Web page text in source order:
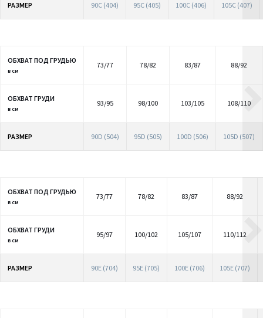
РАЗМЕР 90C (404) 95C (405) 100C (406) 105C (407)
ОБХВАТ ПОД ГРУДЬЮ
в см
73/77 78/82 83/87 88/92
ОБХВАТ ГРУДИ
в см
93/95 98/100 103/105 108/110
РАЗМЕР 90D (504) 95D (505) 100D (506) 105D (507)
ОБХВАТ ПОД ГРУДЬЮ
в см
73/77 78/82 83/87 88/92
ОБХВАТ ГРУДИ
в см
95/97 100/102 105/107 110/112
РАЗМЕР 90E (704) 95E (705) 100E (706) 105E (707)